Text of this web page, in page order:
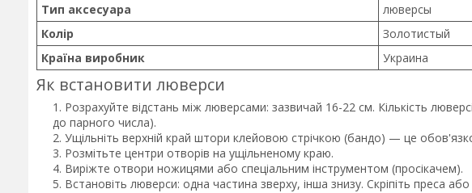
Тип аксесуара
люверсы
Колір
Золотистый
Країна виробник
Украина
Як встановити люверси
Розрахуйте відстань між люверсами: зазвичай 16-22 см. Кількість
до парного числа).
Ущільніть верхній край штори клейовою стрічкою (бандо) — це
Розмітьте центри отворів на ущільненому краю.
Виріжте отвори ножицями або спеціальним інструментом (просікачем).
Встановіть люверси: одна частина зверху, інша знизу. Скріпіть преса